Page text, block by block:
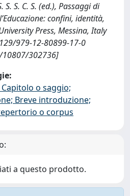
S. S. C. S. (ed.), Passaggi di
confini, identità,
Press, Messina, Italy
979-12-80899-17-0
302736]
o saggio;
Breve introduzione;
o corpus
a questo prodotto.